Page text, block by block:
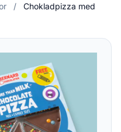
/
Chokladpizza med